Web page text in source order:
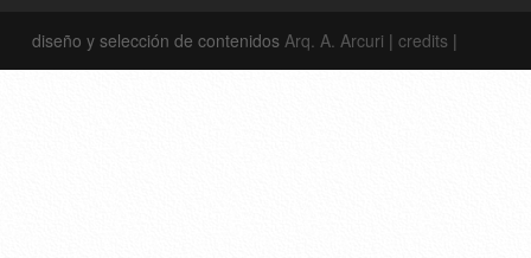
diseño y selección de contenidos Arq. A. Arcuri | credits |